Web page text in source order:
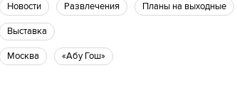
новости Развлечения Планы на выходные
Выставка
Москва «Абу Гош»